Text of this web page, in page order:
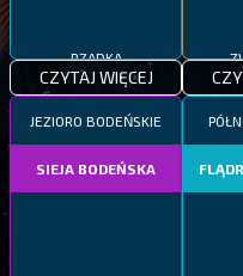
RZADKA
CZYTAJ WIĘCEJ
JEZIORO BODEŃSKIE
SIEJA BODEŃSKA